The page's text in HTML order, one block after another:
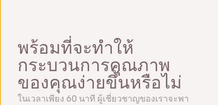
พร้อมที่จะทำให้
กระบวนการคุณภาพ
ของคุณง่ายขึ้นหรือไม่
ในเวลาเพียง 60 นาที ผู้เชี่ยวชาญของเราจะพา